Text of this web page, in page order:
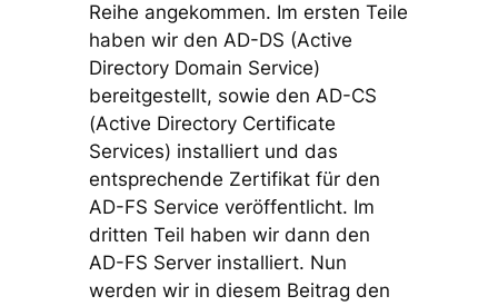
Reihe angekommen. Im ersten Teile
haben wir den AD-DS (Active
Directory Domain Service)
bereitgestellt, sowie den AD-CS
(Active Directory Certificate
Services) installiert und das
entsprechende Zertifikat für den
AD-FS Service veröffentlicht. Im
dritten Teil haben wir dann den
AD-FS Server installiert. Nun
werden wir in diesem Beitrag den